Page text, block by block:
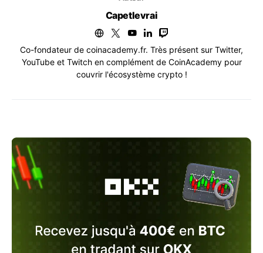
Capetlevrai
Co-fondateur de coinacademy.fr. Très présent sur Twitter,
YouTube et Twitch en complément de CoinAcademy pour
couvrir l'écosystème crypto !